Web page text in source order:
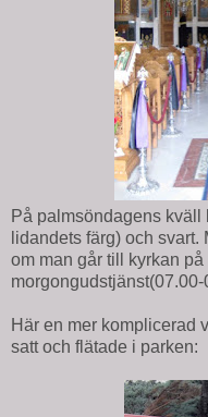
På palmsöndagens
lidandets färg) och
om man går till kyrkan
morgongudstjänst(07.00-
Här en mer komplicerad
satt och flätade i parken: